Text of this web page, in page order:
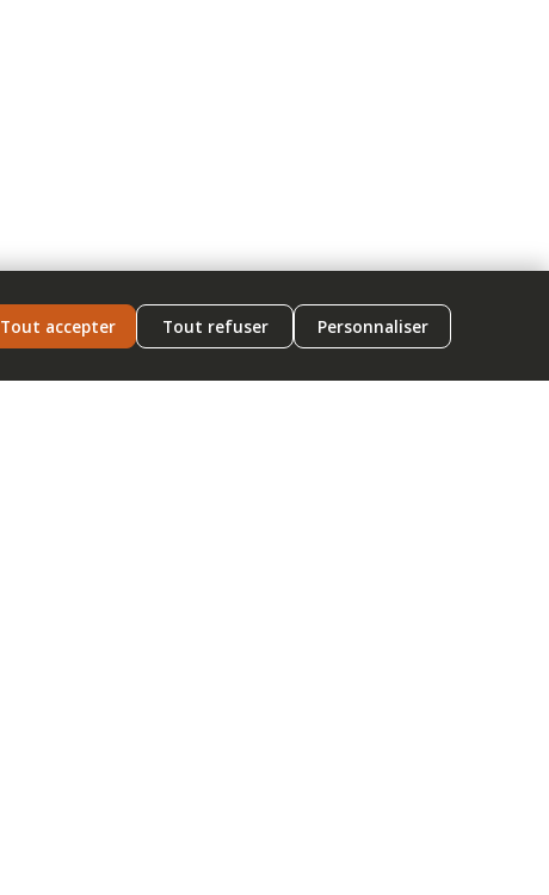
Tout accepter Tout refuser Personnaliser